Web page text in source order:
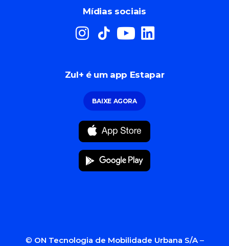
Mídias sociais
Zul+ é um app Estapar
BAIXE AGORA
© ON Tecnologia de Mobilidade Urbana S/A–